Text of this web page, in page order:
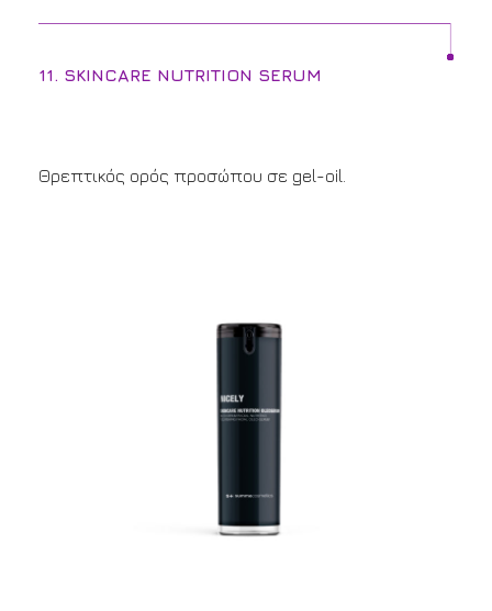
11. SKINCARE NUTRITION SERUM
Θρεπτικός ορός προσώπου σε gel-oil.